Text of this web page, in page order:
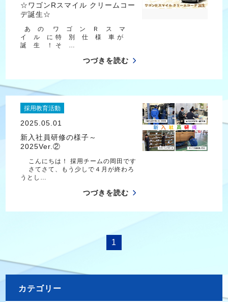
☆ワゴンRスマイル クリームコー
デ誕生☆
あ の ワ ゴ ン Ｒ ス マ
イ ル に 特 別 仕 様 車 が
誕 生 ！ そ …
つづきを読む
採用教育活動
2025.05.01
新入社員研修の様子～
2025Ver.②
こんにちは！ 採用チームの岡田です
さてさて、もう少しで４月が終わろ
うとし…
つづきを読む
1
カテゴリー